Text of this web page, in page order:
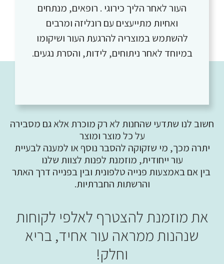
העור לאחר הליך כירוגי . רופאים, מנתחים
ואחיות מתייעצים עם רונליזה ומרבים
להשתמש במוצריה להרגעת העור ושיקומו
במיוחד לאחר ניתוחים, לידות, והסרת נגעים.
חשוב לנו שתדעי שהחנות לא רק מוכרת אלא גם מסבירה
על כל מוצר ומוצר
יתרה מכך, מי שזקוקה להסבר נוסף או למענה לבעיית
עור ייחודית, מוזמנת לפנות לצוות שלנו
בין אם באמצעות פנייה טלפונית ובין בפנייה דרך האתר
והרשתות החברתיות.
את מוזמנת להצטרף לאלפי לקוחות
שנהנות ממראה עור אחיד, בריא
וחלק!